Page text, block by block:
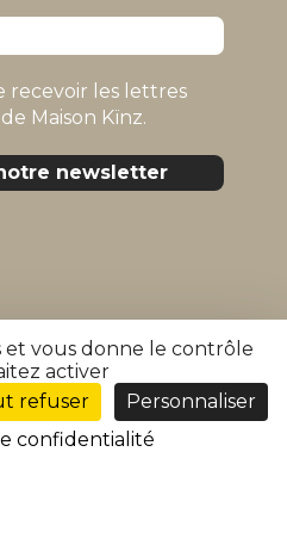
recevoir les lettres
Maison Kïnz.
vente
FR
et vous donne le contrôle
activer
refuser
Personnaliser
confidentialité